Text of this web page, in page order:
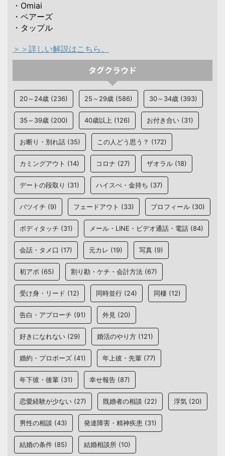
・Omiai
・ペアーズ
・タップル
＞＞詳しい解説はこちら。
タグクラウド
20～24歳 (236) 25～29歳 (586) 30～34歳 (393)
35～39歳 (200) 40歳以上 (126) お付き合い (31)
お断り・別れ話 (35) この人どう思う？ (172)
カミングアウト (14) コロナ (27) ザオラル (18)
デートの段取り (31) ハイスぺ・金持ち (37)
バツイチ (9) フェードアウト (33) プロフィール (30)
ボディタッチ (31) メール・LINE・ビデオ通話・電話 (84)
会話・タメ口 (17) 元カレ (19) 写真 (9)
初アポ (65) 割り勘・ケチ・会計方法 (67)
受け身・リード (12) 同時並行 (24) 同棲 (12)
告白・アプローチ (91) 外見 (20)
好きになれない (29) 婚活のやり方 (121)
婚約・プロポーズ (41) 年上彼・先輩 (77)
年下彼・後輩 (31) 幸せ報告 (87)
恋愛経験が少ない (27) 既婚者の相談 (22) 浮気 (20)
男性の相談 (43) 発達障害・精神疾患 (31)
結婚の条件 (85) 結婚相談所 (10)